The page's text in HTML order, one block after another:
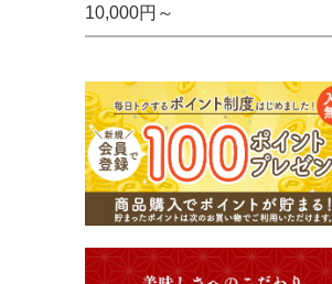
10,000円～